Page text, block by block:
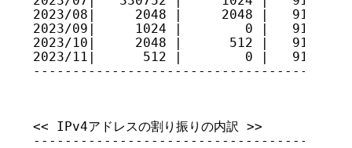
2023/08|     2048 |     2048 |
2023/09|     1024 |        0 |
2023/10|     2048 |      512 |
2023/11|      512 |        0 |
<< IPv4アドレスの割り振りの内訳 >>